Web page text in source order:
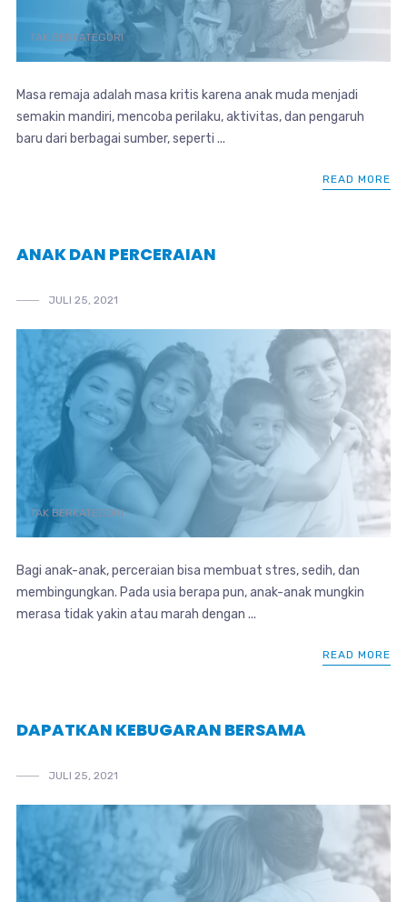
TAK BERKATEGORI
Masa remaja adalah masa kritis karena anak muda menjadi
semakin mandiri, mencoba perilaku, aktivitas, dan pengaruh
baru dari berbagai sumber, seperti ...
READ MORE
ANAK DAN PERCERAIAN
JULI 25, 2021
TAK BERKATEGORI
Bagi anak-anak, perceraian bisa membuat stres, sedih, dan
membingungkan. Pada usia berapa pun, anak-anak mungkin
merasa tidak yakin atau marah dengan ...
READ MORE
DAPATKAN KEBUGARAN BERSAMA
JULI 25, 2021